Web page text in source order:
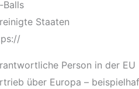
Balls
Staaten
Person in der EU
über Europa –